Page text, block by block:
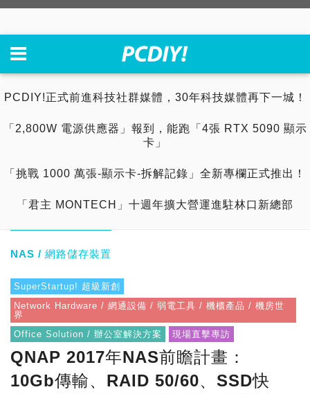
PCDIY!正式前進科技社群媒體，30年科技媒體再下一城！
「2,800W 電源供應器」報到，能跑「4張 RTX 5090 顯示
卡」
「挑戰 1000 萬張-顯示卡-拆解記錄」全新專欄正式推出！
「君主 MONTECH」十週年擴大營運進駐林口新總部
NAS / 網路儲存裝置
SuperStartup! 超級新創
Network Hardware / 網通設備 / 弱電工具 / 機櫃產品 / 機房世
界
Office Solution / 辦公室解決方案
現場直擊專訪
QNAP 2017年NAS前瞻計畫：
10Gb傳輸、RAID 50/60、SSD快